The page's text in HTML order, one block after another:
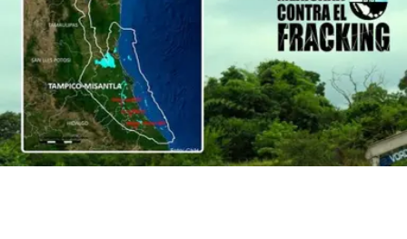
22:44
Blindaje en Tampico-Misantla no basta; ONG
exigen vetar fracking
20:53
Ellos asumirán como alcaldes en Ixhuatlán y
Úrsulo Galván
19:58